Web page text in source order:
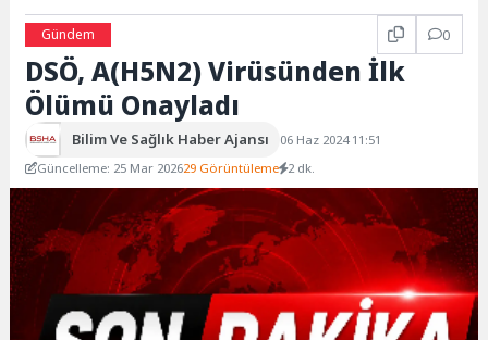
Gündem 0
DSÖ, A(H5N2) Virüsünden İlk
Ölümü Onayladı
Bilim Ve Sağlık Haber Ajansı
06 Haz 2024 11:51
Güncelleme: 25 Mar 202629 Görüntüleme 2 dk.